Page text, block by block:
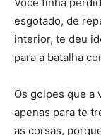
Você tinha
esgotado, de
interior, te deu
para a batalha
Os golpes que a
apenas para te
as corsas,